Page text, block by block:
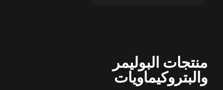
منتجات البوليمر
والبتروكيماويات